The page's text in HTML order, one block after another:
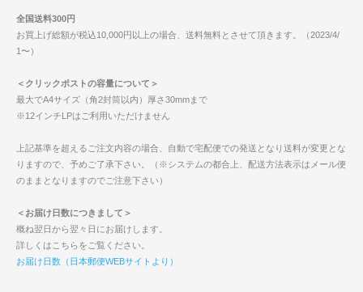
全国送料300円
お買上げ総額が税込10,000円以上の場合、送料無料とさせて頂きます。（2023/4/
1〜）
＜クリックポストの容量について＞
最大でA4サイズ（角2封筒以内）厚さ30mmまで
※12インチLPはご利用いただけません
上記基準を超えるご注文内容の場合、自動で宅配便での発送となり送料が変更とな
りますので、予めご了承下さい。（※システムの都合上、配送方法表示はメール便
のままとなりますのでご注意下さい）
＜お届け日数につきまして＞
概ね翌日から翌々日にお届けします。
詳しくはこちらをご覧ください。
お届け日数（日本郵便WEBサイトより）